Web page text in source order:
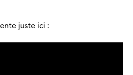
juste ici :